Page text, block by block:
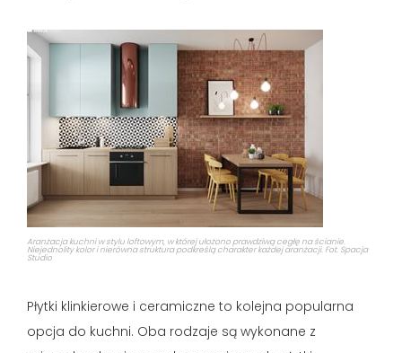
Aranżacja kuchni w stylu loftowym, w której ułożono prawdziwą cegłę na ścianie.
Niejednolity kolor i nierówna struktura podkreślą charakter każdej aranżacji. Fot. Spacja
Studio
Płytki klinkierowe i ceramiczne to kolejna popularna
opcja do kuchni. Oba rodzaje są wykonane z